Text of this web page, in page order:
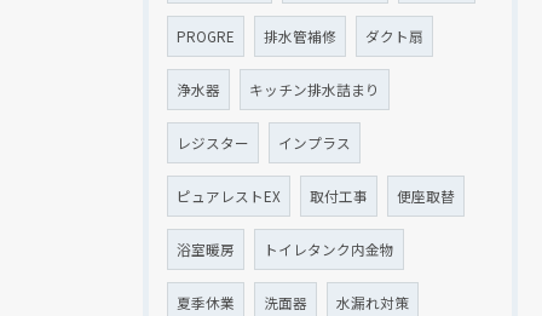
PROGRE 排水管補修 ダクト扇
浄水器 キッチン排水詰まり
レジスター インプラス
ピュアレストEX 取付工事 便座取替
浴室暖房 トイレタンク内金物
夏季休業 洗面器 水漏れ対策